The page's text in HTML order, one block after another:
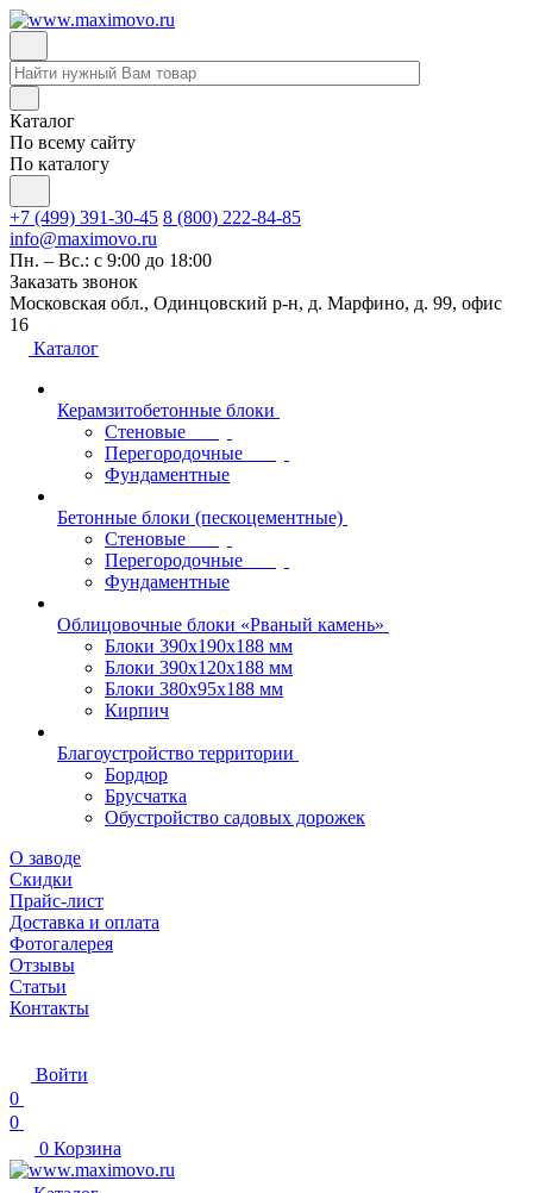
Каталог
По всему сайту
По каталогу
+7 (499) 391-30-45 8 (800) 222-84-85
info@maximovo.ru
Пн. – Вс.: с 9:00 до 18:00
Заказать звонок
Московская обл., Одинцовский р-н, д. Марфино, д. 99, офис
16
Каталог
Керамзитобетонные блоки
Стеновые
Перегородочные
Фундаментные
Бетонные блоки (пескоцементные)
Стеновые
Перегородочные
Фундаментные
Облицовочные блоки «Рваный камень»
Блоки 390х190х188 мм
Блоки 390х120х188 мм
Блоки 380х95х188 мм
Кирпич
Благоустройство территории
Бордюр
Брусчатка
Обустройство садовых дорожек
О заводе
Скидки
Прайс-лист
Доставка и оплата
Фотогалерея
Отзывы
Статьи
Контакты
Войти
0
0
0 Корзина